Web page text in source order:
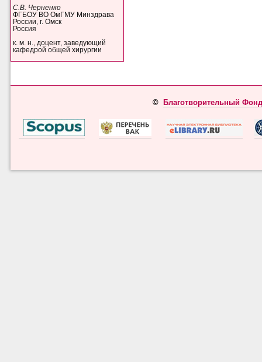
С.В. Черненко
ФГБОУ ВО ОмГМУ Минздрава
России, г. Омск
Россия
к. м. н., доцент, заведующий
кафедрой общей хирургии
© Благотворительный